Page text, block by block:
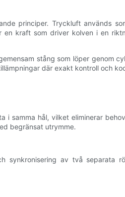
principer. Tryckluft används
kraft som driver kolven i en
stång som löper genom
där exakt kontroll och
samma hål, vilket eliminerar
begränsat utrymme.
synkronisering av två separata